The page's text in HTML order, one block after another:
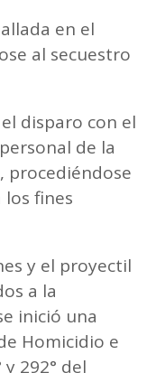
en el
al secuestro
disparo con el
de la
procediéndose
fines
y el proyectil
a la
inició una
Homicidio e
292° del